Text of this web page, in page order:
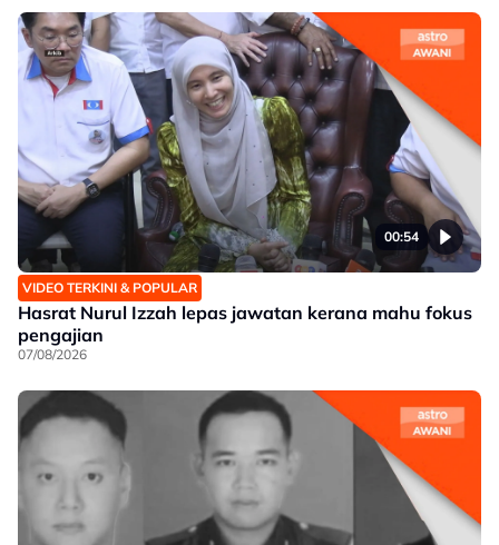
00:54
VIDEO TERKINI & POPULAR
Hasrat Nurul Izzah lepas jawatan kerana mahu fokus
pengajian
07/08/2026